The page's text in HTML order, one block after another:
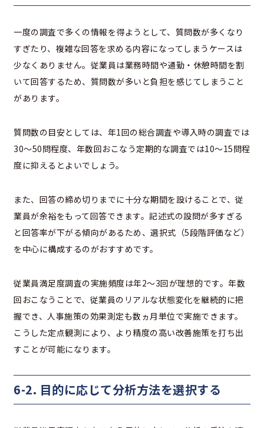
一度の調査で多くの情報を得ようとして、質問数が多くなり
すぎたり、複雑な回答を求める内容になってしまうケースは
少なくありません。従業員は業務時間や通勤・休憩時間を割
いて回答するため、質問数が多いと負担を感じてしまうこと
があります。
質問数の目安としては、年1回の総合調査や導入時の調査では
30〜50問程度、年数回おこなう定期的な調査では10〜15問程
度に抑えるとよいでしょう。
また、回答の締め切りまでに十分な期間を設けることで、従
業員が余裕をもって回答できます。記述式の設問が多すぎる
と回答率が下がる傾向があるため、選択式（5段階評価など）
を中心に構成するのがおすすめです。
従業員満足度調査の実施頻度は年2〜3回が理想的です。年数
回おこなうことで、従業員のリアルな状態変化を継続的に把
握でき、人事施策の効果測定も数ヵ月単位で実施できます。
こうした定点観測により、より精度の高い改善施策を打ち出
すことが可能になります。
6-2. 目的に応じて分析方法を選択する